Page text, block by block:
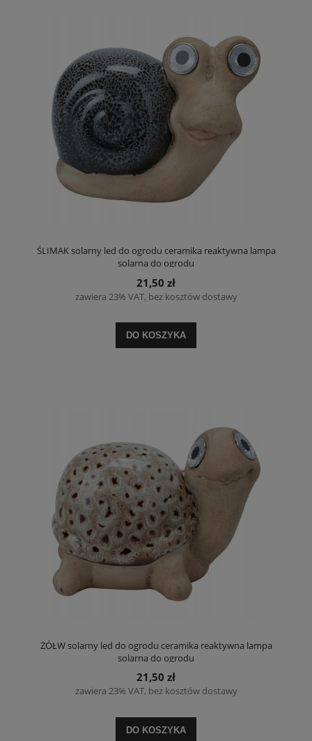
ŚLIMAK solarny led do ogrodu ceramika reaktywna lampa
solarna do ogrodu
21,50 zł
zawiera 23% VAT, bez kosztów dostawy
DO KOSZYKA
ŻÓŁW solarny led do ogrodu ceramika reaktywna lampa
solarna do ogrodu
21,50 zł
zawiera 23% VAT, bez kosztów dostawy
DO KOSZYKA